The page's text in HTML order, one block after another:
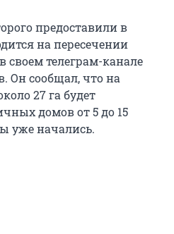
предоставили в
на пересечении
телеграм-канале
Он сообщал, что на
27 га будет
домов от 5 до 15
уже начались.